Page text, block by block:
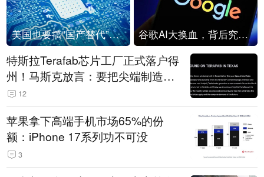
美国也要搞“国产替代”？先算清三笔账 谷歌AI大换血，背后究竟发生了什么？
特斯拉Terafab芯片工厂正式落户得
州！马斯克放言：要把尖端制造带
回美国
12
苹果拿下高端手机市场65%的份
额：iPhone 17系列功不可没
3